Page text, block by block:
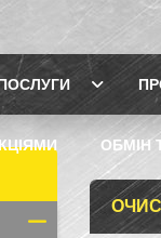
ОБМІН